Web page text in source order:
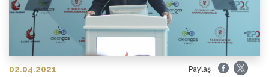
02.04.2021 Paylaş